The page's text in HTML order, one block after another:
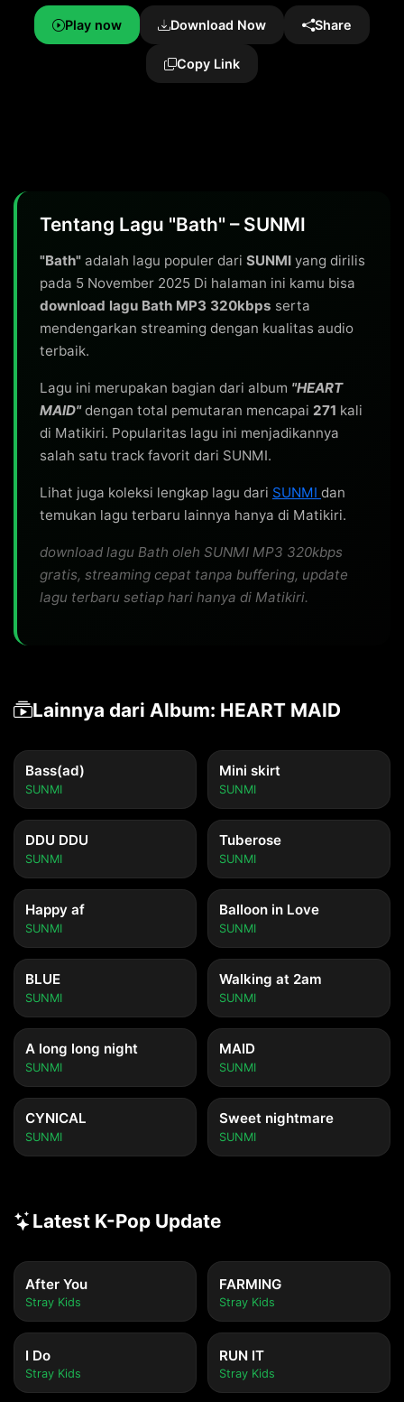
Play now Download Now Share
Copy Link
Tentang Lagu "Bath" – SUNMI
"Bath" adalah lagu populer dari SUNMI yang dirilis
pada 5 November 2025 Di halaman ini kamu bisa
download lagu Bath MP3 320kbps serta
mendengarkan streaming dengan kualitas audio
terbaik.
Lagu ini merupakan bagian dari album "HEART
MAID"dengan total pemutaran mencapai 271 kali
di Matikiri. Popularitas lagu ini menjadikannya
salah satu track favorit dari SUNMI.
Lihat juga koleksi lengkap lagu dari SUNMI dan
temukan lagu terbaru lainnya hanya di Matikiri.
download lagu Bath oleh SUNMI MP3 320kbps
gratis, streaming cepat tanpa buffering, update
lagu terbaru setiap hari hanya di Matikiri.
Lainnya dari Album: HEART MAID
Bass(ad)
SUNMI
Mini skirt
SUNMI
DDU DDU
SUNMI
Tuberose
SUNMI
Happy af
SUNMI
Balloon in Love
SUNMI
BLUE
SUNMI
Walking at 2am
SUNMI
A long long night
SUNMI
MAID
SUNMI
CYNICAL
SUNMI
Sweet nightmare
SUNMI
Latest K-Pop Update
After You
Stray Kids
FARMING
Stray Kids
I Do
Stray Kids
RUN IT
Stray Kids